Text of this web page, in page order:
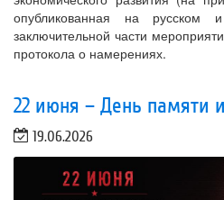
опубликованная на русском
заключительной части
протокола о намерениях.
22 июня – День памяти
19.06.2026